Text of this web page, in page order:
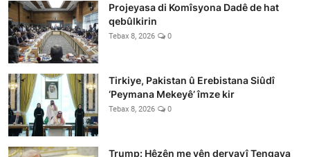
Projeyasa di Komîsyona Dadê de hat
qebûlkirin
Tebax 8, 2026 0
Tirkiye, Pakistan û Erebistana Siûdî
‘Peymana Mekeyê’ îmze kir
Tebax 8, 2026 0
Trump: Hêzên me yên deryayî Tengava